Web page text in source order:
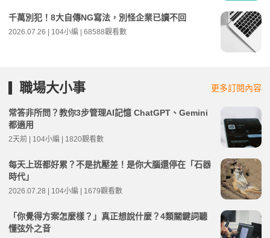
千萬別犯！8大自傳NG寫法，別怪企業已讀不回
2026.07.26 | 104小編 | 68588觀看數
職場大小事 更多訂閱內容
常答非所問？教你3步管理AI記憶 ChatGPT、Gemini
都適用
2天前 | 104小編 | 1820觀看數
每天上班都好累？不是抗壓差！是你大腦還停在「石器
時代」
2026.07.28 | 104小編 | 1679觀看數
「你覺得方案怎麼樣？」真正想說什麼？4類關鍵詞聽
懂弦外之音